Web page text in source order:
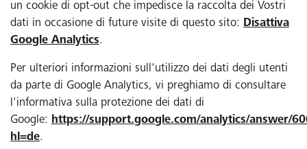
un cookie di opt-out che impedisce la raccolta dei Vostri
dati in occasione di future visite di questo sito: Disattiva
Google Analytics.
Per ulteriori informazioni sull'utilizzo dei dati degli utenti
da parte di Google Analytics, vi preghiamo di consultare
l'informativa sulla protezione dei dati di
Google: https://support.google.com/analytics/answer/
hl=de.